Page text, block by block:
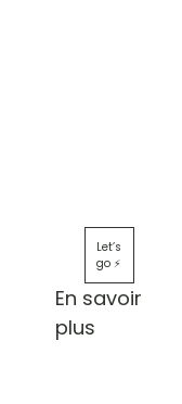
Let’s
go ⚡️
En savoir
plus